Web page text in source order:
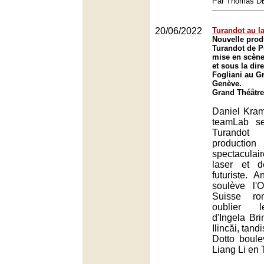
20/06/2022
Turandot au
Nouvelle
Turandot de
mise en
et sous la
Fogliani au
Genève.
Grand
Daniel
teamLab
laser et
futuriste.
soulève
Suisse
oublier
d'Ingela
Ilincăi,
Dotto
Liang Li en